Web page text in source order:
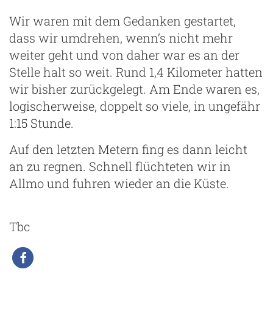
Wir waren mit dem Gedanken gestartet,
dass wir umdrehen, wenn’s nicht mehr
weiter geht und von daher war es an der
Stelle halt so weit. Rund 1,4 Kilometer hatten
wir bisher zurückgelegt. Am Ende waren es,
logischerweise, doppelt so viele, in ungefähr
1:15 Stunde.
Auf den letzten Metern fing es dann leicht
an zu regnen. Schnell flüchteten wir in
Allmo und fuhren wieder an die Küste.
Tbc